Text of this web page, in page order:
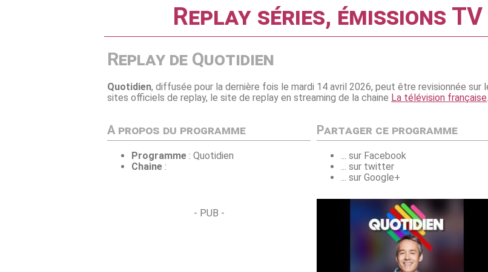
Replay séries, émissions
Replay de Quotidien
Quotidien, diffusée pour la dernière fois le mardi 14 avril 2026, peut être revisionnée sur
sites officiels de replay, le site de replay en streaming de la chaine La télévision française.
A propos du programme
Programme : Quotidien
Chaine :
Partager ce programme
... sur Facebook
... sur twitter
... sur Google+
- PUB -